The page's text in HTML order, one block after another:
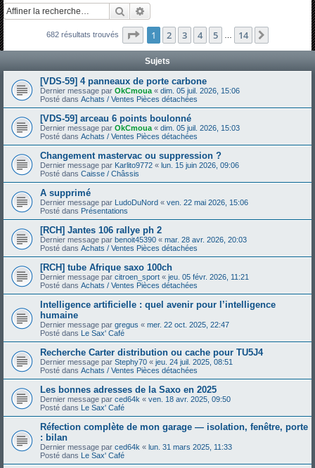
c
Rechercher
682 résultats trouvés Page 1sur14
1 2 3 4 5 14
Sujets
[VDS-59] 4 panneaux de porte carbone
Dernier message par OkCmoua « dim. 05 juil. 2026, 15:06
Posté dans Achats / Ventes Pièces détachées
[VDS-59] arceau 6 points boulonné
Dernier message par OkCmoua « dim. 05 juil. 2026, 15:03
Posté dans Achats / Ventes Pièces détachées
Changement mastervac ou suppression ?
Dernier message par Karlito9772 « lun. 15 juin 2026, 09:06
Posté dans Caisse / Châssis
A supprimé
Dernier message par LudoDuNord « ven. 22 mai 2026, 15:06
Posté dans Présentations
[RCH] Jantes 106 rallye ph 2
Dernier message par benoit45390 « mar. 28 avr. 2026, 20:03
Posté dans Achats / Ventes Pièces détachées
[RCH] tube Afrique saxo 100ch
Dernier message par citroen_sport « jeu. 05 févr. 2026, 11:21
Posté dans Achats / Ventes Pièces détachées
Intelligence artificielle : quel avenir pour l’intelligence
humaine
Dernier message par gregus « mer. 22 oct. 2025, 22:47
Posté dans Le Sax' Café
Recherche Carter distribution ou cache pour TU5J4
Dernier message par Stephy70 « jeu. 24 juil. 2025, 08:51
Posté dans Achats / Ventes Pièces détachées
Les bonnes adresses de la Saxo en 2025
Dernier message par ced64k « ven. 18 avr. 2025, 09:50
Posté dans Le Sax' Café
Réfection complète de mon garage — isolation, fenêtre, porte
: bilan
Dernier message par ced64k « lun. 31 mars 2025, 11:33
Posté dans Le Sax' Café